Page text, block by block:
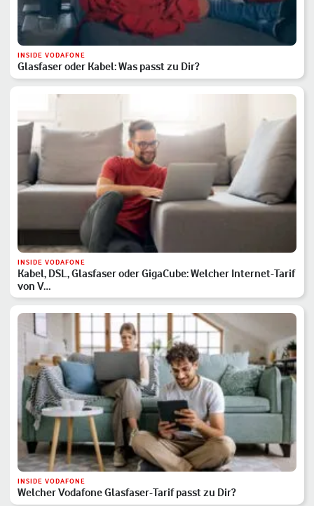
INSIDE VODAFONE
Glasfaser oder Kabel: Was passt zu Dir?
INSIDE VODAFONE
Kabel, DSL, Glasfaser oder GigaCube: Welcher Internet-Tarif
von V…
INSIDE VODAFONE
Welcher Vodafone Glasfaser-Tarif passt zu Dir?